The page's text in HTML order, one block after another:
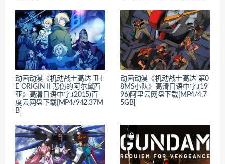
动画动漫《机动战士高达 TH
E ORIGIN II 悲伤的阿尔黛西
亚》高清日语中字.(2015)百
度云网盘下载[MP4/942.37M
B]
动画动漫《机动战士高达 第0
8MS小队》高清日语中字.(19
96)阿里云网盘下载[MP4/4.7
5GB]